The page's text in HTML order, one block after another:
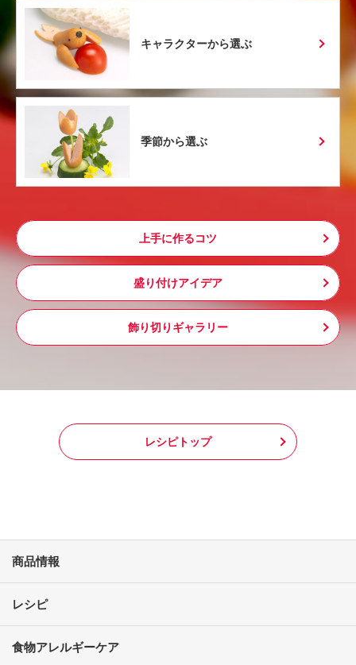
キャラクターから選ぶ
季節から選ぶ
上手に作るコツ
盛り付けアイデア
飾り切りギャラリー
レシピトップ
商品情報
レシピ
食物アレルギーケア